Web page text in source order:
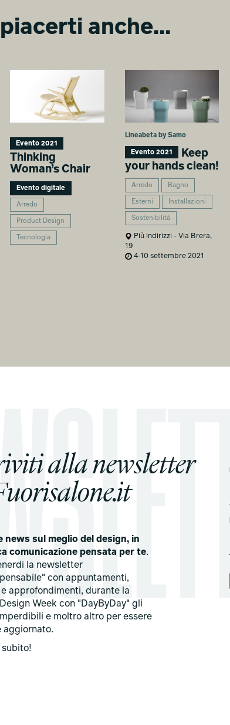
anche...
Evento 2021
Thinking
Woman’s Chair
Evento digitale
Arredo
Product Design
Tecnologia
Lineabeta by Samo
Evento 2021
Keep
your hands clean!
Arredo Bagno
Esterni Installazioni
Sostenibilità
Più indirizzi - Via Brera,
19
4-10 settembre 2021
alla newsletter
news sul meglio del design, in
comunicazione pensata per te.
la newsletter
con appuntamenti,
approfondimenti, durante la
Week con "DayByDay" gli
e moltro altro per essere
aggiornato.